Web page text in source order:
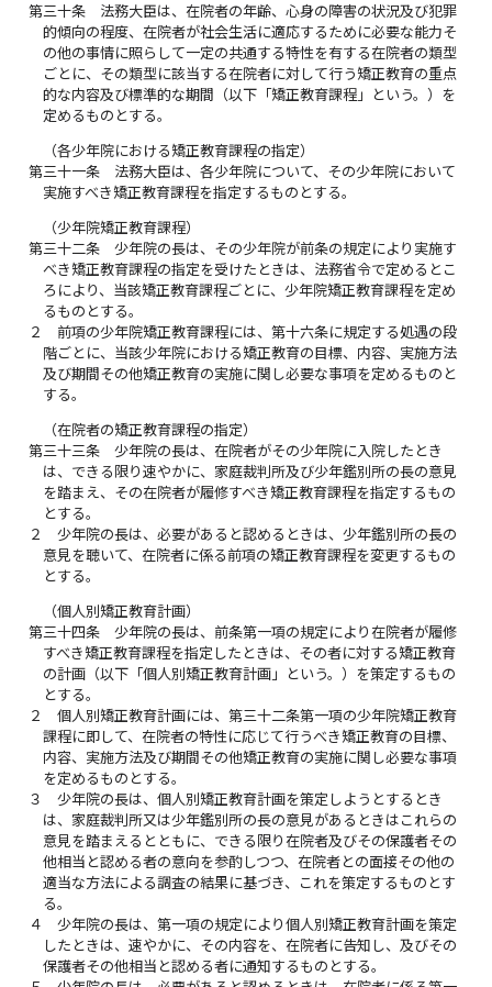
第三十条
法務大臣は、在院者の年齢、心身の障害の状況及び犯罪
的傾向の程度、在院者が社会生活に適応するために必要な能力そ
の他の事情に照らして一定の共通する特性を有する在院者の類型
ごとに、その類型に該当する在院者に対して行う矯正教育の重点
的な内容及び標準的な期間（以下「矯正教育課程」という。）を
定めるものとする。
（各少年院における矯正教育課程の指定）
第三十一条
法務大臣は、各少年院について、その少年院において
実施すべき矯正教育課程を指定するものとする。
（少年院矯正教育課程）
第三十二条
少年院の長は、その少年院が前条の規定により実施す
べき矯正教育課程の指定を受けたときは、法務省令で定めるとこ
ろにより、当該矯正教育課程ごとに、少年院矯正教育課程を定め
るものとする。
２
前項の少年院矯正教育課程には、第十六条に規定する処遇の段
階ごとに、当該少年院における矯正教育の目標、内容、実施方法
及び期間その他矯正教育の実施に関し必要な事項を定めるものと
する。
（在院者の矯正教育課程の指定）
第三十三条
少年院の長は、在院者がその少年院に入院したとき
は、できる限り速やかに、家庭裁判所及び少年鑑別所の長の意見
を踏まえ、その在院者が履修すべき矯正教育課程を指定するもの
とする。
２
少年院の長は、必要があると認めるときは、少年鑑別所の長の
意見を聴いて、在院者に係る前項の矯正教育課程を変更するもの
とする。
（個人別矯正教育計画）
第三十四条
少年院の長は、前条第一項の規定により在院者が履修
すべき矯正教育課程を指定したときは、その者に対する矯正教育
の計画（以下「個人別矯正教育計画」という。）を策定するもの
とする。
２
個人別矯正教育計画には、第三十二条第一項の少年院矯正教育
課程に即して、在院者の特性に応じて行うべき矯正教育の目標、
内容、実施方法及び期間その他矯正教育の実施に関し必要な事項
を定めるものとする。
３
少年院の長は、個人別矯正教育計画を策定しようとするとき
は、家庭裁判所又は少年鑑別所の長の意見があるときはこれらの
意見を踏まえるとともに、できる限り在院者及びその保護者その
他相当と認める者の意向を参酌しつつ、在院者との面接その他の
適当な方法による調査の結果に基づき、これを策定するものとす
る。
４
少年院の長は、第一項の規定により個人別矯正教育計画を策定
したときは、速やかに、その内容を、在院者に告知し、及びその
保護者その他相当と認める者に通知するものとする。